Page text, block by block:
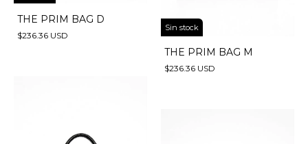
THE PRIM BAG D
$236.36 USD
Sin stock
THE PRIM BAG M
$236.36 USD